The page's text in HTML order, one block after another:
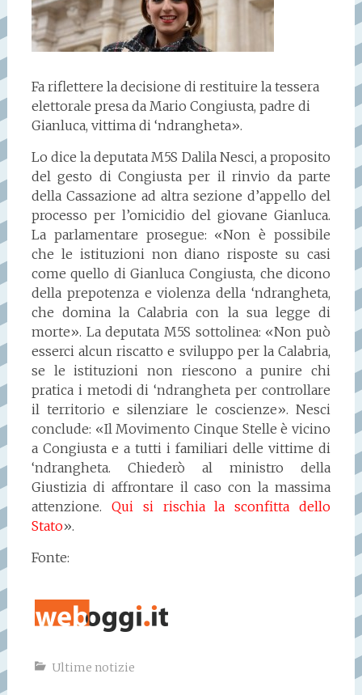
Fa riflettere la decisione di restituire la tessera
elettorale presa da Mario Congiusta, padre di
Gianluca, vittima di ‘ndrangheta».
Lo dice la deputata M5S Dalila Nesci, a proposito
del gesto di Congiusta per il rinvio da parte
della Cassazione ad altra sezione d’appello del
processo per l’omicidio del giovane Gianluca.
La parlamentare prosegue: «Non è possibile
che le istituzioni non diano risposte su casi
come quello di Gianluca Congiusta, che dicono
della prepotenza e violenza della ‘ndrangheta,
che domina la Calabria con la sua legge di
morte». La deputata M5S sottolinea: «Non può
esserci alcun riscatto e sviluppo per la Calabria,
se le istituzioni non riescono a punire chi
pratica i metodi di ‘ndrangheta per controllare
il territorio e silenziare le coscienze». Nesci
conclude: «Il Movimento Cinque Stelle è vicino
a Congiusta e a tutti i familiari delle vittime di
‘ndrangheta. Chiederò al ministro della
Giustizia di affrontare il caso con la massima
attenzione. Qui si rischia la sconfitta dello
Stato».
Fonte:
Ultime notizie